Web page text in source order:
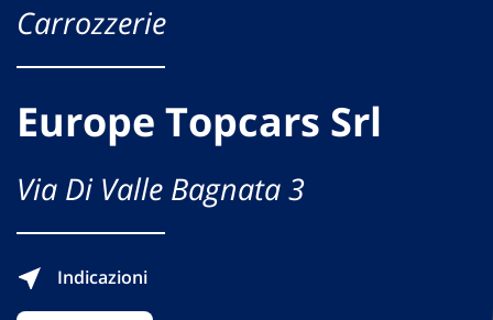
Carrozzerie
Europe Topcars Srl
Via Di Valle Bagnata 3
Indicazioni